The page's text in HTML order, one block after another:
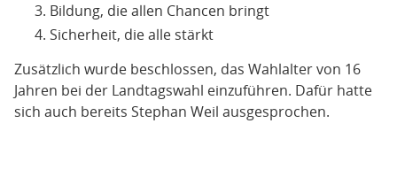
Bildung, die allen Chancen bringt
Sicherheit, die alle stärkt
Zusätzlich wurde beschlossen, das Wahlalter von 16
Jahren bei der Landtagswahl einzuführen. Dafür hatte
sich auch bereits Stephan Weil ausgesprochen.